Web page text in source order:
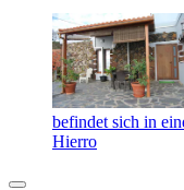
befindet sich in
Hierro